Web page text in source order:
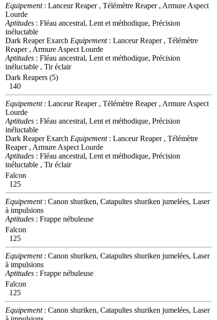
Equipement: Lanceur Reaper , Télémètre Reaper , Armure Aspect
Lourde
Aptitudes : Fléau ancestral, Lent et méthodique, Précision
inéluctable
Dark Reaper Exarch Equipement: Lanceur Reaper , Télémètre
Reaper , Armure Aspect Lourde
Aptitudes : Fléau ancestral, Lent et méthodique, Précision
inéluctable , Tir éclair
Dark Reapers (5)
140
Equipement: Lanceur Reaper , Télémètre Reaper , Armure Aspect
Lourde
Aptitudes : Fléau ancestral, Lent et méthodique, Précision
inéluctable
Dark Reaper Exarch Equipement: Lanceur Reaper , Télémètre
Reaper , Armure Aspect Lourde
Aptitudes : Fléau ancestral, Lent et méthodique, Précision
inéluctable , Tir éclair
Falcon
125
Equipement: Canon shuriken, Catapultes shuriken jumelées, Laser
à impulsions
Aptitudes : Frappe nébuleuse
Falcon
125
Equipement: Canon shuriken, Catapultes shuriken jumelées, Laser
à impulsions
Aptitudes : Frappe nébuleuse
Falcon
125
Equipement: Canon shuriken, Catapultes shuriken jumelées, Laser